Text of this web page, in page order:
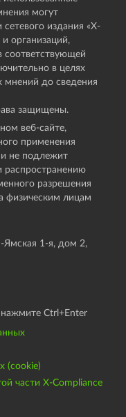
могут
издания «X-
организаций,
соответствующей
в целях
мнений до сведения
защищены.
веб-сайте,
применения
не подлежит
разрешения
физическим лицам
Ямская 1-я, дом 2,
Ctrl+Enter
(cookie)
части X-Compliance